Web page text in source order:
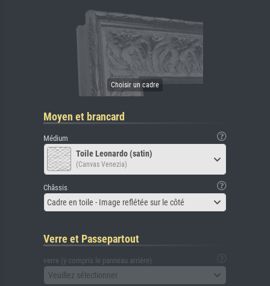
Moyen et brancard
Médium
Toile Leonardo (satin)
(Canvas Venezia)
Châssis
Cadre en toile - Image reflétée sur le côté
Verre et Passepartout
verre (y compris le panneau arrière)
Veuillez sélectionner